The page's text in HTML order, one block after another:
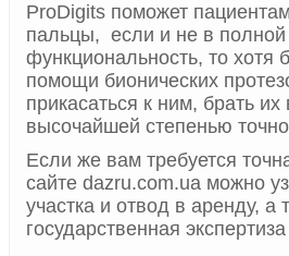
ProDigits поможет
пальцы, если и не в полной
функциональность, то хотя
помощи бионических
прикасаться к ним, брать
высочайшей степенью
Если же вам требуется
сайте dazru.com.ua можно
участка и отвод в аренду, а
государственная